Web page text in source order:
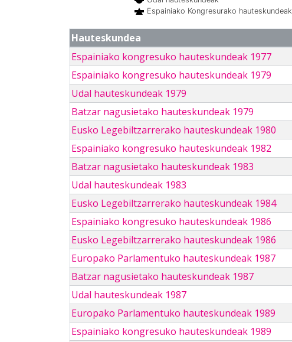
Espainiako Kongresurako hauteskundeak
Hauteskundea
Espainiako kongresuko hauteskundeak 1977
Espainiako kongresuko hauteskundeak 1979
Udal hauteskundeak 1979
Batzar nagusietako hauteskundeak 1979
Eusko Legebiltzarrerako hauteskundeak 1980
Espainiako kongresuko hauteskundeak 1982
Batzar nagusietako hauteskundeak 1983
Udal hauteskundeak 1983
Eusko Legebiltzarrerako hauteskundeak 1984
Espainiako kongresuko hauteskundeak 1986
Eusko Legebiltzarrerako hauteskundeak 1986
Europako Parlamentuko hauteskundeak 1987
Batzar nagusietako hauteskundeak 1987
Udal hauteskundeak 1987
Europako Parlamentuko hauteskundeak 1989
Espainiako kongresuko hauteskundeak 1989